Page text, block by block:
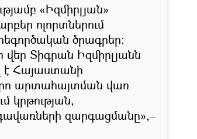
«Իզմիրլյան»
ոլորտներում
ծրագրեր:
Տիգրան Իզմիրլյանն
է Հայաստանի
արտահայտման վառ
կրթության,
զարգացմանը»,–